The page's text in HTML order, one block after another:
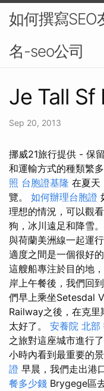
如何撰寫SEO
名-seo公司
Je Tall
Sep 20, 2013
挪威21旅行提供 - 保
和運輸方式的種類繁
照 台胞證基隆 在夏天
覽。 如何辦理台胞證
理想的情況，可以觀
狗，冰川遠足和降雪。
與荷蘭美洲線一起運
適度之間是一個很好
這艘船專注於目的地
岸上午餐後，我們回
們早上乘坐Setesdal
Railway之後，在克里
太好了。 安養院 北部
之旅對這座城市進行
小時內看到最重要的景
證 早晨，我們走出港
餐多少錢 Brygege區